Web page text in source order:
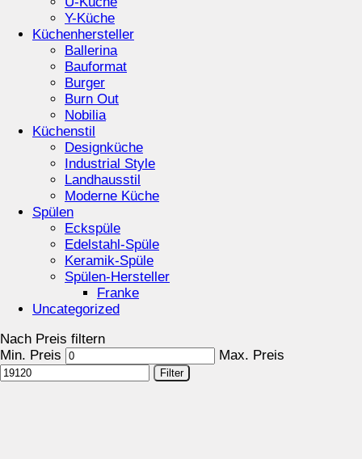
Y-Küche
Küchenhersteller
Ballerina
Bauformat
Burger
Burn Out
Nobilia
Küchenstil
Designküche
Industrial Style
Landhausstil
Moderne Küche
Spülen
Eckspüle
Edelstahl-Spüle
Keramik-Spüle
Spülen-Hersteller
Franke
Uncategorized
Nach Preis filtern
Min. Preis
Max. Preis
Filter